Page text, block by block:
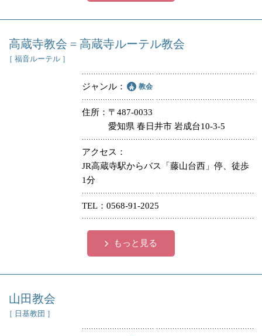
高蔵寺教会 = 高蔵寺ルーテル教会
［ 福音ルーテル ］
ジャンル 教会
住所
〒487-0033
愛知県 春日井市 岩成台10-3-5
アクセス
JR高蔵寺駅からバス「藤山台西」停、徒歩
1分
TEL 0568-91-2025
もっと見る
山田教会
［ 日基教団 ］